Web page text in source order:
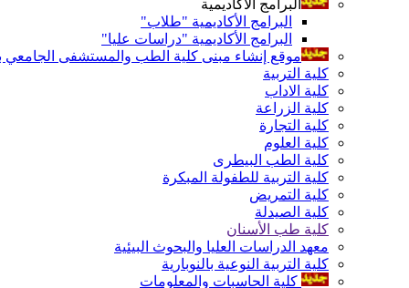
البرامج الأكاديمية
البرامج الأكاديمية "طلاب"
البرامج الأكاديمية "دراسات عليا"
موقع إنشاء مبنى كلية الطب والمستشفى الجامعي
كلية التربية
كلية الاداب
كلية الزراعة
كلية التجارة
كلية العلوم
كلية الطب البيطرى
كلية التربية للطفولة المبكرة
كلية التمريض
كلية الصيدلة
كلية طب الأسنان
معهد الدراسات العليا والبحوث البيئية
كلية التربية النوعية بالنوبارية
كلية الحاسبات والمعلومات